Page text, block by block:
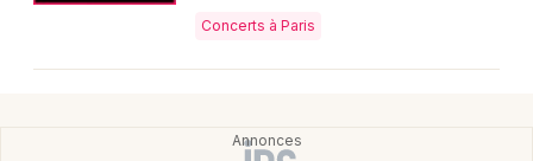
Concerts à Paris